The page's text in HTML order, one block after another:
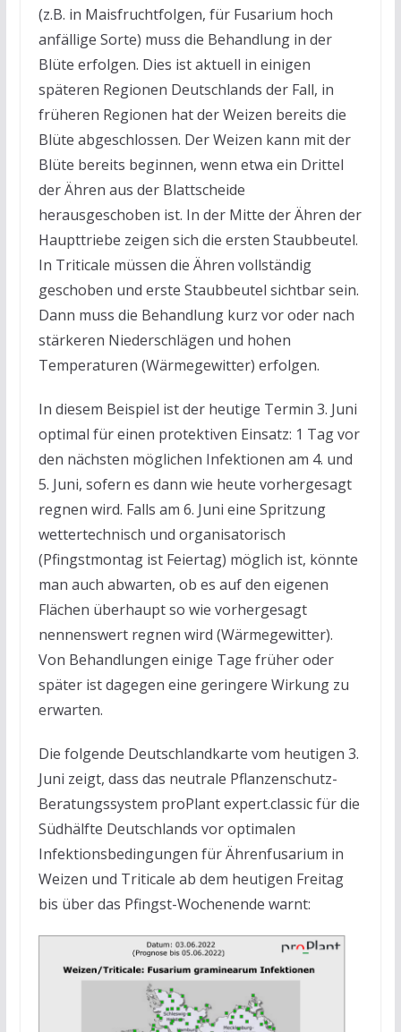
(z.B. in Maisfruchtfolgen, für Fusarium hoch
anfällige Sorte) muss die Behandlung in der
Blüte erfolgen. Dies ist aktuell in einigen
späteren Regionen Deutschlands der Fall, in
früheren Regionen hat der Weizen bereits die
Blüte abgeschlossen. Der Weizen kann mit der
Blüte bereits beginnen, wenn etwa ein Drittel
der Ähren aus der Blattscheide
herausgeschoben ist. In der Mitte der Ähren der
Haupttriebe zeigen sich die ersten Staubbeutel.
In Triticale müssen die Ähren vollständig
geschoben und erste Staubbeutel sichtbar sein.
Dann muss die Behandlung kurz vor oder nach
stärkeren Niederschlägen und hohen
Temperaturen (Wärmegewitter) erfolgen.
In diesem Beispiel ist der heutige Termin 3. Juni
optimal für einen protektiven Einsatz: 1 Tag vor
den nächsten möglichen Infektionen am 4. und
5. Juni, sofern es dann wie heute vorhergesagt
regnen wird. Falls am 6. Juni eine Spritzung
wettertechnisch und organisatorisch
(Pfingstmontag ist Feiertag) möglich ist, könnte
man auch abwarten, ob es auf den eigenen
Flächen überhaupt so wie vorhergesagt
nennenswert regnen wird (Wärmegewitter).
Von Behandlungen einige Tage früher oder
später ist dagegen eine geringere Wirkung zu
erwarten.
Die folgende Deutschlandkarte vom heutigen 3.
Juni zeigt, dass das neutrale Pflanzenschutz-
Beratungssystem proPlant expert.classic für die
Südhälfte Deutschlands vor optimalen
Infektionsbedingungen für Ährenfusarium in
Weizen und Triticale ab dem heutigen Freitag
bis über das Pfingst-Wochenende warnt: